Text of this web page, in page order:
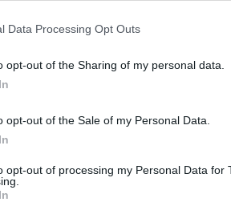
Data Processing Opt Outs
opt-out of the Sharing of my personal data.
opt-out of the Sale of my Personal Data.
opt-out of processing my Personal Data for
nélkül